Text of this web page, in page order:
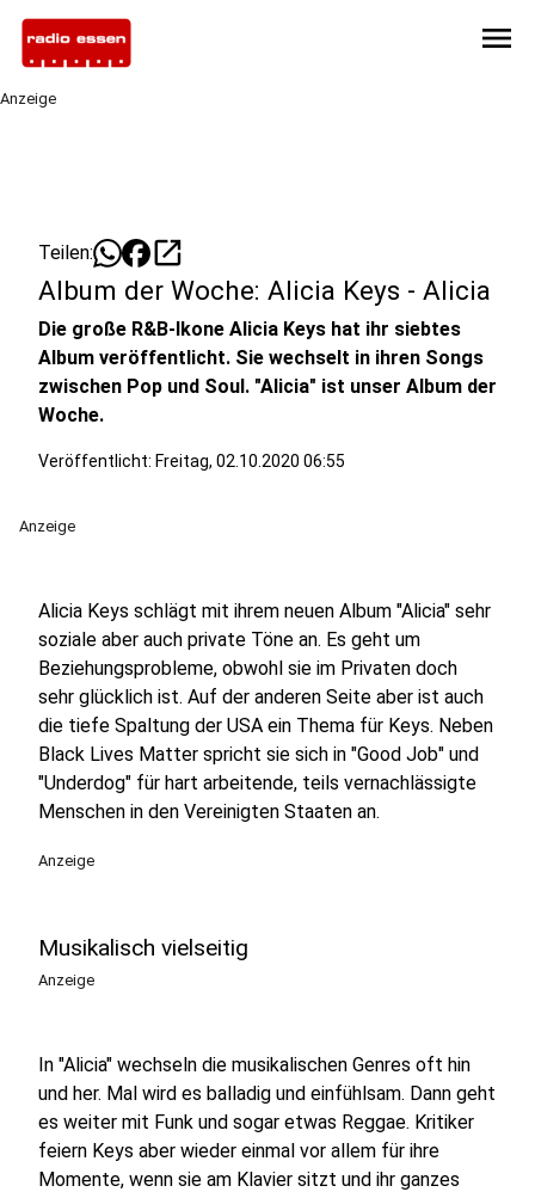
menu
Anzeige
Teilen: open_in_new
Album der Woche: Alicia Keys - Alicia
Die große R&B-Ikone Alicia Keys hat ihr siebtes
Album veröffentlicht. Sie wechselt in ihren Songs
zwischen Pop und Soul. "Alicia" ist unser Album der
Woche.
Veröffentlicht: Freitag, 02.10.2020 06:55
Anzeige
Alicia Keys schlägt mit ihrem neuen Album "Alicia" sehr
soziale aber auch private Töne an. Es geht um
Beziehungsprobleme, obwohl sie im Privaten doch
sehr glücklich ist. Auf der anderen Seite aber ist auch
die tiefe Spaltung der USA ein Thema für Keys. Neben
Black Lives Matter spricht sie sich in "Good Job" und
"Underdog" für hart arbeitende, teils vernachlässigte
Menschen in den Vereinigten Staaten an.
Anzeige
Musikalisch vielseitig
Anzeige
In "Alicia" wechseln die musikalischen Genres oft hin
und her. Mal wird es balladig und einfühlsam. Dann geht
es weiter mit Funk und sogar etwas Reggae. Kritiker
feiern Keys aber wieder einmal vor allem für ihre
Momente, wenn sie am Klavier sitzt und ihr ganzes